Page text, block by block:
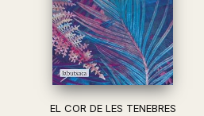
EL COR DE LES TENEBRES